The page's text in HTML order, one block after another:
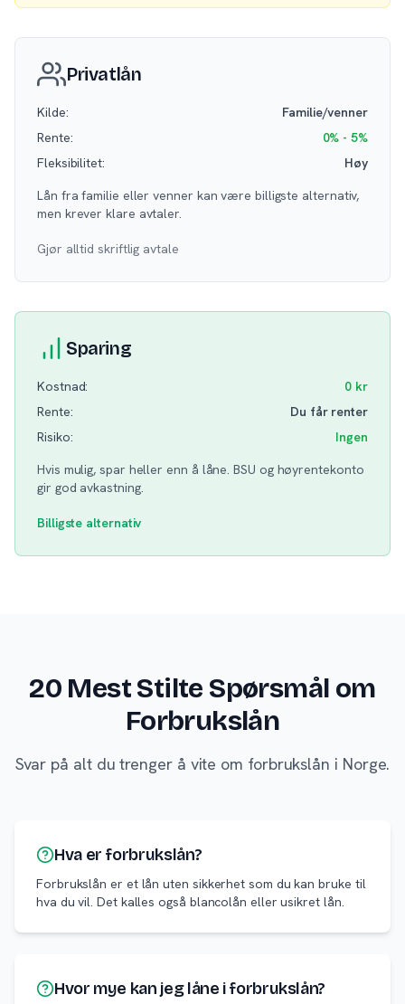
Privatlån
Kilde:
Familie/venner
Rente:
0% - 5%
Fleksibilitet:
Høy
Lån fra familie eller venner kan være billigste alternativ,
men krever klare avtaler.
Gjør alltid skriftlig avtale
Sparing
Kostnad:
0 kr
Rente:
Du får renter
Risiko:
Ingen
Hvis mulig, spar heller enn å låne. BSU og høyrentekonto
gir god avkastning.
Billigste alternativ
20 Mest Stilte Spørsmål om
Forbrukslån
Svar på alt du trenger å vite om forbrukslån i Norge.
Hva er forbrukslån?
Forbrukslån er et lån uten sikkerhet som du kan bruke til
hva du vil. Det kalles også blancolån eller usikret lån.
Hvor mye kan jeg låne i forbrukslån?